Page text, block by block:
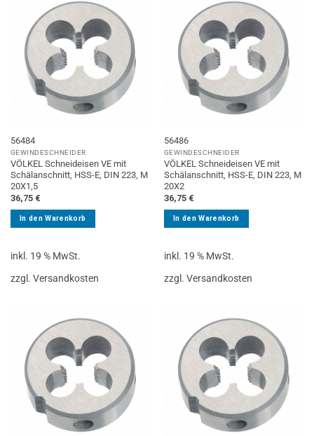
56484
GEWINDESCHNEIDER
VÖLKEL Schneideisen VE mit
Schälanschnitt, HSS-E, DIN 223, M
20X1,5
36,75 €
In den Warenkorb
inkl. 19 % MwSt.
zzgl. Versandkosten
56486
GEWINDESCHNEIDER
VÖLKEL Schneideisen VE mit
Schälanschnitt, HSS-E, DIN 223, M
20X2
36,75 €
In den Warenkorb
inkl. 19 % MwSt.
zzgl. Versandkosten